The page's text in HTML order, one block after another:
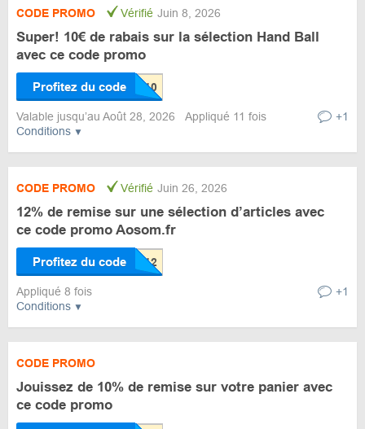
Conditions
CODE PROMO Vérifié Juin 8, 2026
Super! 10€ de rabais sur la sélection Hand Ball
avec ce code promo
Profitez du code
Valable jusqu’au Août 28, 2026 Appliqué 11 fois +1
Conditions
CODE PROMO Vérifié Juin 26, 2026
12% de remise sur une sélection d’articles avec
ce code promo Aosom.fr
Profitez du code
Appliqué 8 fois +1
CODE PROMO
Jouissez de 10% de remise sur votre panier avec
ce code promo